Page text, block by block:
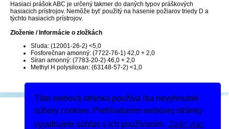
Táto webová stránka používa iba nevyhnutné
súbory cookies. Prehliadaním webovej stránky
vyjadrujete súhlas s ich používaním. Zistiť viac
Hasiaci prášok ABC je určený takmer do daných typov práškových
hasiacich prístrojov. Nemôže byť použitý na hasenie požiarov triedy D a
týchto hasiacich prístrojov.
Zloženie / Informácie o zložkách
Sľuda: (12001-26-2) <5,0
Fosforečnan amonný: (7722-76-1) 42,0 + 2,0
Síran amonný: (7783-20-2) 46,0 + 2,0
Methyl H polysiloxan: (63148-57-2) <1,0
Podeľte sa
Dodanie tovaru